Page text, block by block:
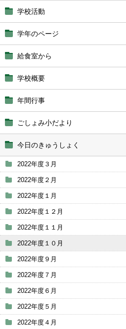
学校活動
学年のページ
給食室から
学校概要
年間行事
ごしょみ小だより
今日のきゅうしょく
2022年度３月
2022年度２月
2022年度１月
2022年度１２月
2022年度１１月
2022年度１０月
2022年度９月
2022年度７月
2022年度６月
2022年度５月
2022年度４月